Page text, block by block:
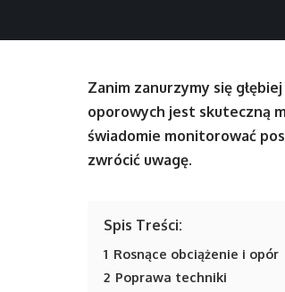
Zanim zanurzymy się
oporowych jest skuteczną
świadomie monitorować
zwrócić uwagę.
Spis Treści:
1 Rosnące obciążenie i opór
2 Poprawa techniki